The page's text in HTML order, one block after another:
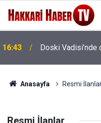
16:43 Doski Vadisi’nde
Anasayfa Resmi
Resmi İlanlar